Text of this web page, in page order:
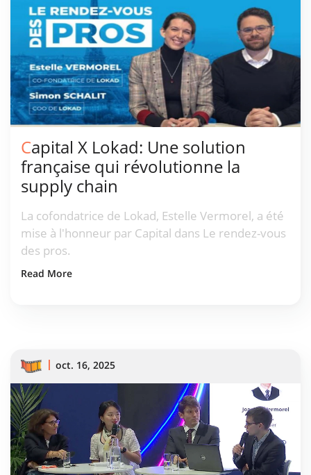
Capital X Lokad: Une solution
française qui révolutionne la
supply chain
La cofondatrice de Lokad, Estelle Vermorel, a été
mise à l'honneur par Capital dans Le rendez-vous
des pros.
Read More
oct. 16, 2025